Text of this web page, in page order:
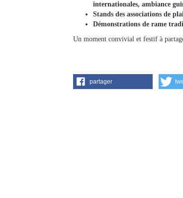
internationales, ambiance
Stands des associations de
Démonstrations de rame
Un moment convivial et festif à
partager